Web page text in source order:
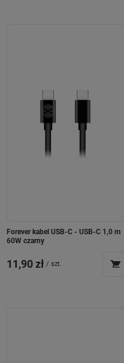
Forever kabel USB-C - USB-C 1,0 m
60W czarny
11,90 zł / szt.